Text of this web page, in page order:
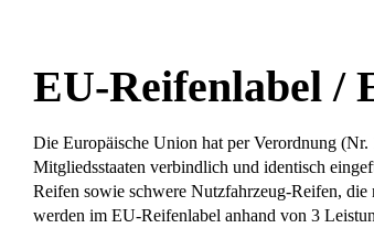
EU-Reifenlabel /
Die Europäische Union hat per Verordnung
Mitgliedsstaaten verbindlich und identisch
Reifen sowie schwere Nutzfahrzeug-Reifen,
werden im EU-Reifenlabel anhand von 3